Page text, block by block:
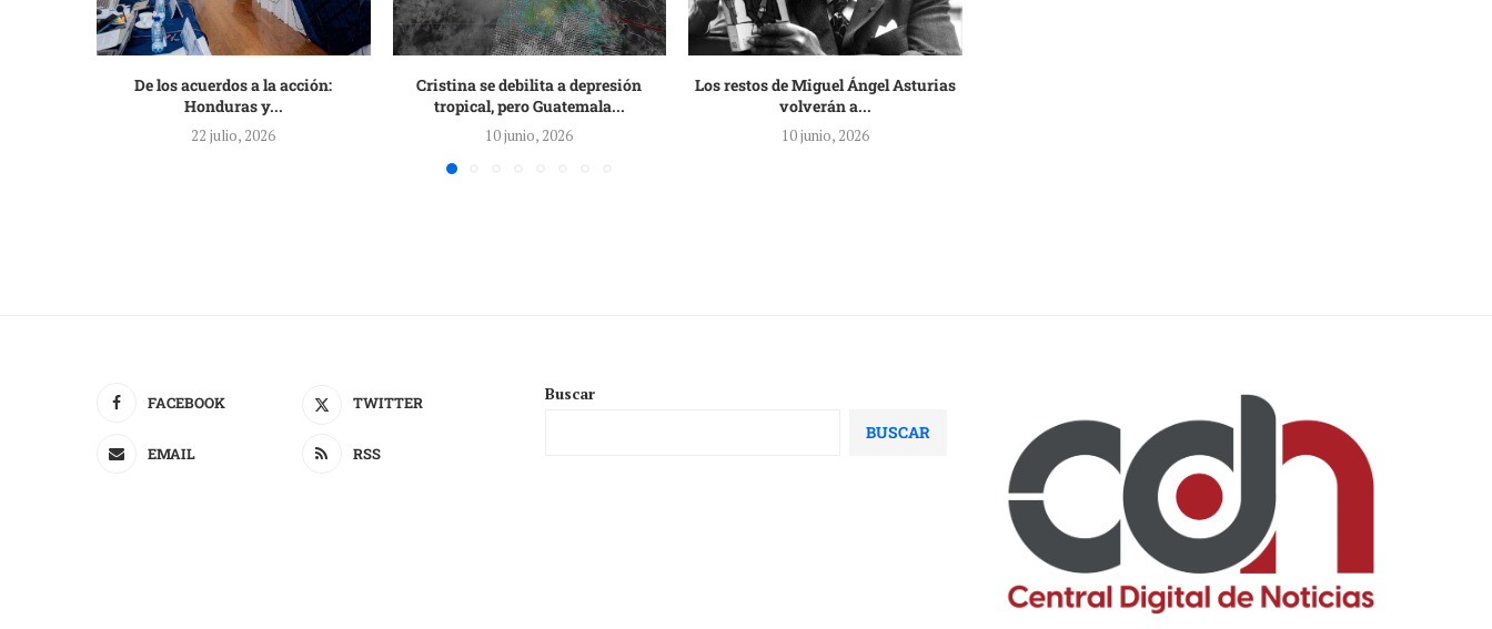
De los acuerdos a la acción:
Honduras y...
22 julio, 2026
Cristina se debilita a depresión
tropical, pero Guatemala...
10 junio, 2026
Los restos de Miguel Ángel Asturias
volverán a...
10 junio, 2026
FACEBOOK TWITTER
EMAIL RSS
Buscar
BUSCAR